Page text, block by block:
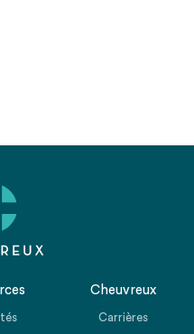
Cheuvreux
Carrières